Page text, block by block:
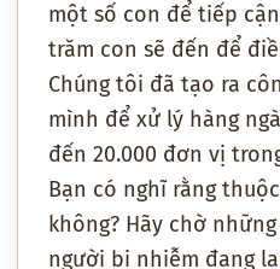
một số con để tiếp
trăm con sẽ đến để
Chúng tôi đã tạo ra
mình để xử lý hàng
đến 20.000 đơn vị
Bạn có nghĩ rằng
không? Hãy chờ
người bị nhiễm đang